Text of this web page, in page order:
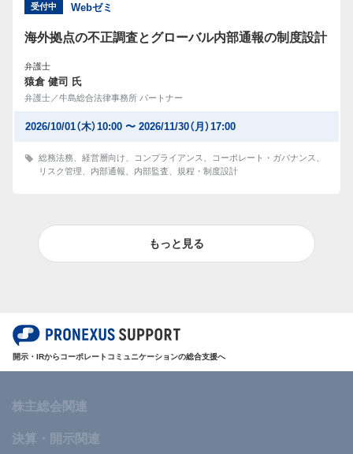
受付中 Webゼミ
海外拠点の不正調査とグローバル内部通報の制度設計
弁護士
猿倉 健司 氏
弁護士／牛島総合法律事務所 パートナー
2026/10/01（木）10:00 〜 2026/11/30（月）17:00
総務法務 経営層向け コンプライアンス コーポレート・ガバナンス
リスク管理
内部通報 内部監査 規程・制度設計
もっと見る
開示・IRからコーポレートコミュニケーションの総合支援へ
株主総会関連
決算・開示関連